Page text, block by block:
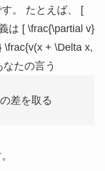
。 たとえば、 [
は [ \frac{\partial v}
\frac{v(x + \Delta x,
たの言う
差を取る